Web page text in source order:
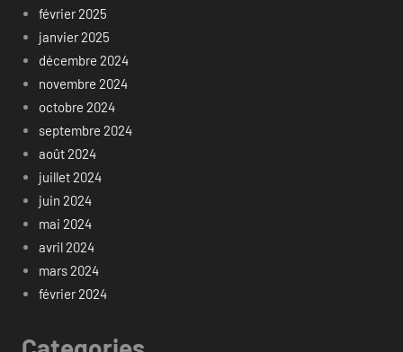
février 2025
janvier 2025
décembre 2024
novembre 2024
octobre 2024
septembre 2024
août 2024
juillet 2024
juin 2024
mai 2024
avril 2024
mars 2024
février 2024